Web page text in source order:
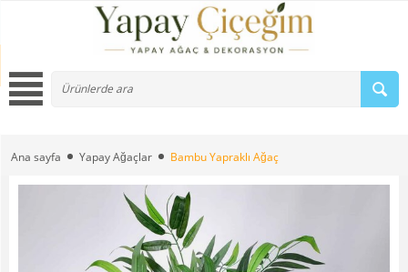
Ana sayfa Yapay Ağaçlar Bambu Yapraklı Ağaç